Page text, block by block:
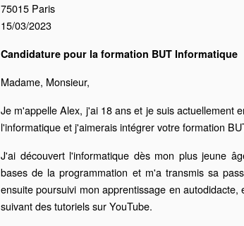
75015 Paris
15/03/2023
Candidature pour la formation BUT Informatique
Madame, Monsieur,
Je m'appelle Alex, j'ai 18 ans et je suis actuellement
l'informatique et j'aimerais intégrer votre formation
J'ai découvert l'informatique dès mon plus jeune
bases de la programmation et m'a transmis sa
ensuite poursuivi mon apprentissage en
suivant des tutoriels sur YouTube.